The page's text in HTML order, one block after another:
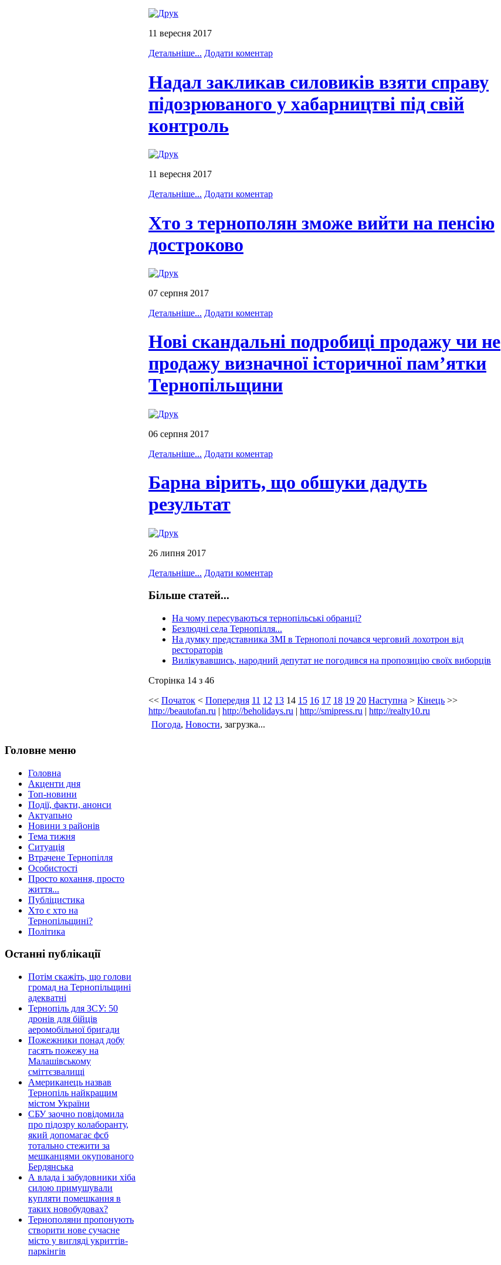
11 вересня 2017
Детальніше... Додати коментар
Надал закликав силовиків взяти справу
підозрюваного у хабарництві під свій
контроль
11 вересня 2017
Детальніше... Додати коментар
Хто з тернополян зможе вийти на пенсію
достроково
07 серпня 2017
Детальніше... Додати коментар
Нові скандальні подробиці продажу чи не
продажу визначної історичної пам’ятки
Тернопільщини
06 серпня 2017
Детальніше... Додати коментар
Барна вірить, що обшуки дадуть
результат
26 липня 2017
Детальніше... Додати коментар
Більше статей...
На чому пересуваються тернопільські обранці?
Безлюдні села Тернопілля...
На думку представника ЗМІ в Тернополі почався черговий лохотрон від
рестораторів
Вилікувавшись, народний депутат не погодився на пропозицію своїх виборців
Сторінка 14 з 46
<< Початок < Попередня 11 12 13 14 15 16 17 18 19 20 Наступна > Кінець >>
http://beautofan.ru | http://beholidays.ru | http://smipress.ru | http://realty10.ru
Погода, Новости, загрузка...
Головне меню
Головна
Акценти дня
Топ-новини
Події, факти, анонси
Актуапьно
Новини з районів
Тема тижня
Ситуація
Втрачене Тернопілля
Особистості
Просто кохання, просто
життя...
Публіцистика
Хто є хто на
Тернопільщині?
Політика
Останні публікації
Потім скажіть, що голови
громад на Тернопільщині
адекватні
Тернопіль для ЗСУ: 50
дронів для бійців
аеромобільної бригади
Пожежники понад добу
гасять пожежу на
Малашівському
сміттєзвалищі
Американець назвав
Тернопіль найкращим
містом України
СБУ заочно повідомила
про підозру колаборанту,
який допомагає фсб
тотально стежити за
мешканцями окупованого
Бердянська
А влада і забудовники хіба
силою примушували
купляти помешкання в
таких новобудовах?
Тернополяни пропонують
створити нове сучасне
місто у вигляді укриттів-
паркінгів